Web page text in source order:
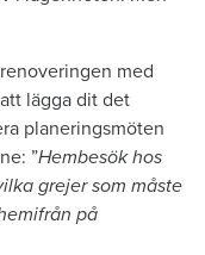
med
lägga dit det
planeringsmöten
”Hembesök hos
grejer som måste
på